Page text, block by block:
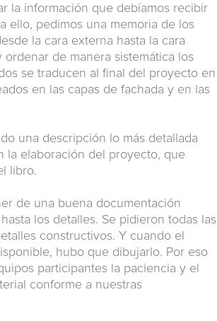
la información que debíamos recibir
ello, pedimos una memoria de los
la cara externa hasta la cara
de manera sistemática los
se traducen al final del proyecto en
en las capas de fachada y en las
una descripción lo más detallada
la elaboración del proyecto, que
libro.
de una buena documentación
los detalles. Se pidieron todas las
constructivos. Y cuando el
hubo que dibujarlo. Por eso
participantes la paciencia y el
conforme a nuestras